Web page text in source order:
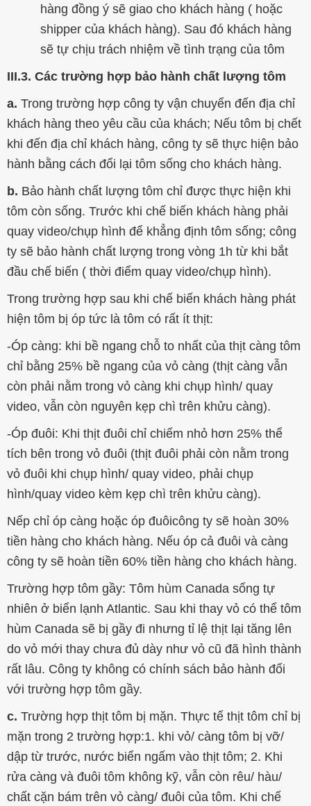
hàng đồng ý sẽ giao cho khách hàng ( hoặc
shipper của khách hàng). Sau đó khách hàng
sẽ tự chịu trách nhiệm về tình trạng của tôm
III.3. Các trường hợp bảo hành chất lượng tôm
a. Trong trường hợp công ty vận chuyển đến địa chỉ
khách hàng theo yêu cầu của khách; Nếu tôm bị chết
khi đến địa chỉ khách hàng, công ty sẽ thực hiện bảo
hành bằng cách đổi lại tôm sống cho khách hàng.
b. Bảo hành chất lượng tôm chỉ được thực hiện khi
tôm còn sống. Trước khi chế biến khách hàng phải
quay video/chụp hình để khẳng định tôm sống; công
ty sẽ bảo hành chất lượng trong vòng 1h từ khi bắt
đầu chế biến ( thời điểm quay video/chụp hình).
Trong trường hợp sau khi chế biến khách hàng phát
hiện tôm bị óp tức là tôm có rất ít thịt:
-Óp càng: khi bề ngang chỗ to nhất của thịt càng tôm
chỉ bằng 25% bề ngang của vỏ càng (thịt càng vẫn
còn phải nằm trong vỏ càng khi chụp hình/ quay
video, vẫn còn nguyên kẹp chì trên khửu càng).
-Óp đuôi: Khi thịt đuôi chỉ chiếm nhỏ hơn 25% thể
tích bên trong vỏ đuôi (thịt đuôi phải còn nằm trong
vỏ đuôi khi chụp hình/ quay video, phải chụp
hình/quay video kèm kẹp chì trên khửu càng).
Nếp chỉ óp càng hoặc óp đuôicông ty sẽ hoàn 30%
tiền hàng cho khách hàng. Nếu óp cả đuôi và càng
công ty sẽ hoàn tiền 60% tiền hàng cho khách hàng.
Trường hợp tôm gầy: Tôm hùm Canada sống tự
nhiên ở biển lạnh Atlantic. Sau khi thay vỏ có thể tôm
hùm Canada sẽ bị gầy đi nhưng tỉ lệ thịt lại tăng lên
do vỏ mới thay chưa đủ dày như vỏ cũ đã hình thành
rất lâu. Công ty không có chính sách bảo hành đối
với trường hợp tôm gầy.
c. Trường hợp thịt tôm bị mặn. Thực tế thịt tôm chỉ bị
mặn trong 2 trường hợp:1. khi vỏ/ càng tôm bị vỡ/
dập từ trước, nước biển ngấm vào thịt tôm; 2. Khi
rửa càng và đuôi tôm không kỹ, vẫn còn rêu/ hàu/
chất cặn bám trên vỏ càng/ đuôi của tôm. Khi chế